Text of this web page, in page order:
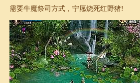
需要牛魔祭司方式，宁愿烧死红野猪!